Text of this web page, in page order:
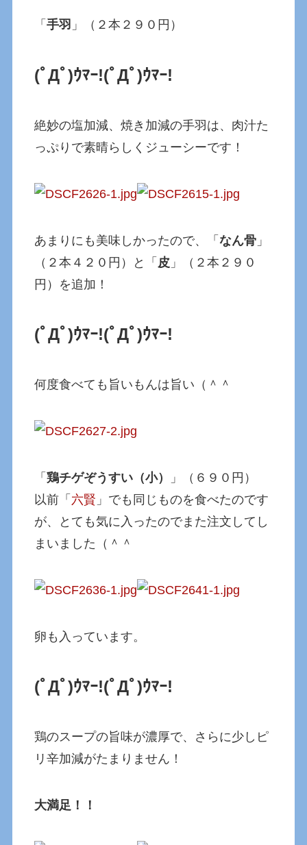
「手羽 」（２本２９０円）
(ﾟДﾟ)ｳﾏｰ!(ﾟДﾟ)ｳﾏｰ!
絶妙の塩加減、焼き加減の手羽は、肉汁た
っぷりで素晴らしくジューシーです！
あまりにも美味しかったので、「なん骨 」
（２本４２０円）と「 皮 」（２本２９０
円）を追加！
(ﾟДﾟ)ｳﾏｰ!(ﾟДﾟ)ｳﾏｰ!
何度食べても旨いもんは旨い（＾＾
「鶏チゲぞうすい（小）
」（６９０円）
以前「 六賢 」でも同じものを食べたのです
が、とても気に入ったのでまた注文してし
まいました（＾＾
卵も入っています。
(ﾟДﾟ)ｳﾏｰ!(ﾟДﾟ)ｳﾏｰ!
鶏のスープの旨味が濃厚で、さらに少しピ
リ辛加減がたまりません！
大満足！！